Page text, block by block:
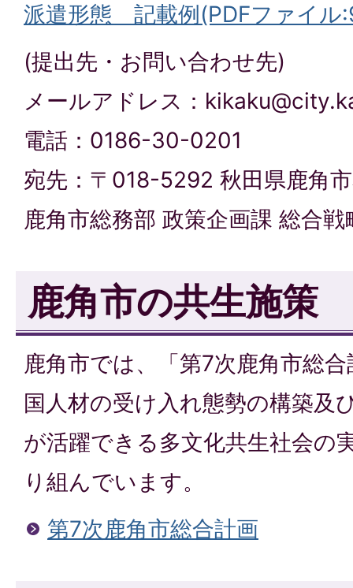
派遣形態＿記載例(PDFファイル
(提出先・お問い合わせ先)
メールアドレス：
電話：0186-30-0201
宛先：〒018-5292 秋田県鹿角
鹿角市総務部 政策企画課 総合戦
鹿角市の共生施策
鹿角市では、「第7次鹿角市総
国人材の受け入れ態勢の構築及
が活躍できる多文化共生社会の
り組んでいます。
第7次鹿角市総合計画